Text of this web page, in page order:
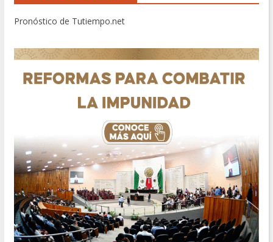
Pronóstico de Tutiempo.net